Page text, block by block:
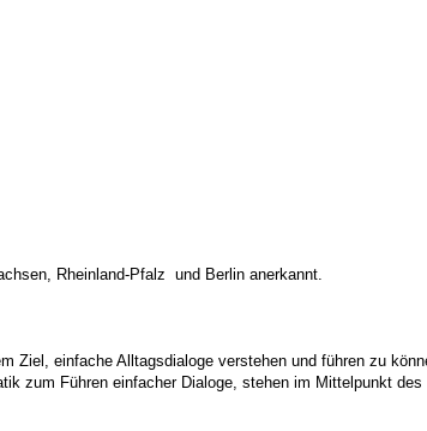
Rheinland-Pfalz und Berlin anerkannt.
Ziel, einfache Alltagsdialoge verstehen und führen zu
zum Führen einfacher Dialoge, stehen im Mittelpunkt des